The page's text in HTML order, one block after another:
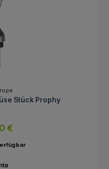
Stück Prophy
€